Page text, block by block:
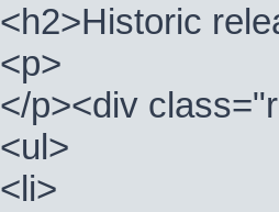
<h2>Historic
<p>
</p><div
<ul>
<li>